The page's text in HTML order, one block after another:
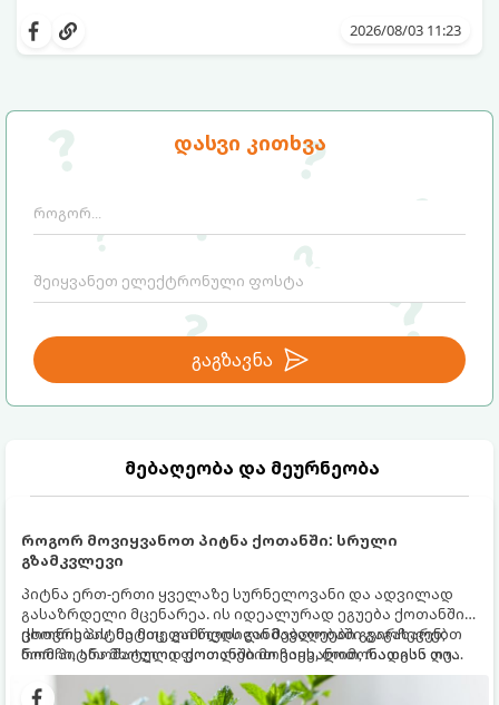
დასვი კითხვა
გაგზავნა
მებაღეობა და მეურნეობა
როგორ მოვიყვანოთ პიტნა ქოთანში: სრული
გზამკვლევი
პიტნა ერთ-ერთი ყველაზე სურნელოვანი და ადვილად
გასაზრდელი მცენარეა. ის იდეალურად ეგუება ქოთანში
ცხოვრებას, მეტიც, გამოცდილი მებაღეები გვირჩევენ,
რომ პიტნა მხოლოდ ქოთანში მოვიყვანოთ, რადგან ღია
გრუნტში (ბაღში) დარგვისას ის ფესვებით ძალიან
სწრაფად ვრცელდება და სხვა მცენარეებს ავიწროებს.
ქოთნის პიტნა მთელი წლის განმავლობაში გაგახარებთ
ნორჩი, არომატული ფოთლებით ჩაის, ლიმონათისა თუ
კერძებისთვის.
2026/08/03 11:23